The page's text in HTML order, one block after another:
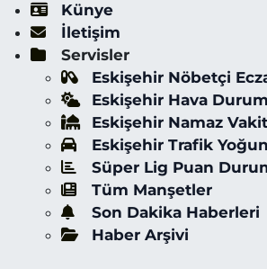
Künye
İletişim
Servisler
Eskişehir Nöbetçi
Eskişehir Hava
Eskişehir Namaz
Eskişehir Trafik
Süper Lig Puan
Tüm Manşetler
Son Dakika Haberleri
Haber Arşivi